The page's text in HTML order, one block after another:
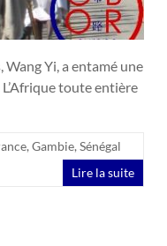
Yi, a entamé une
toute entière
, Gambie, Sénégal
Lire la suite